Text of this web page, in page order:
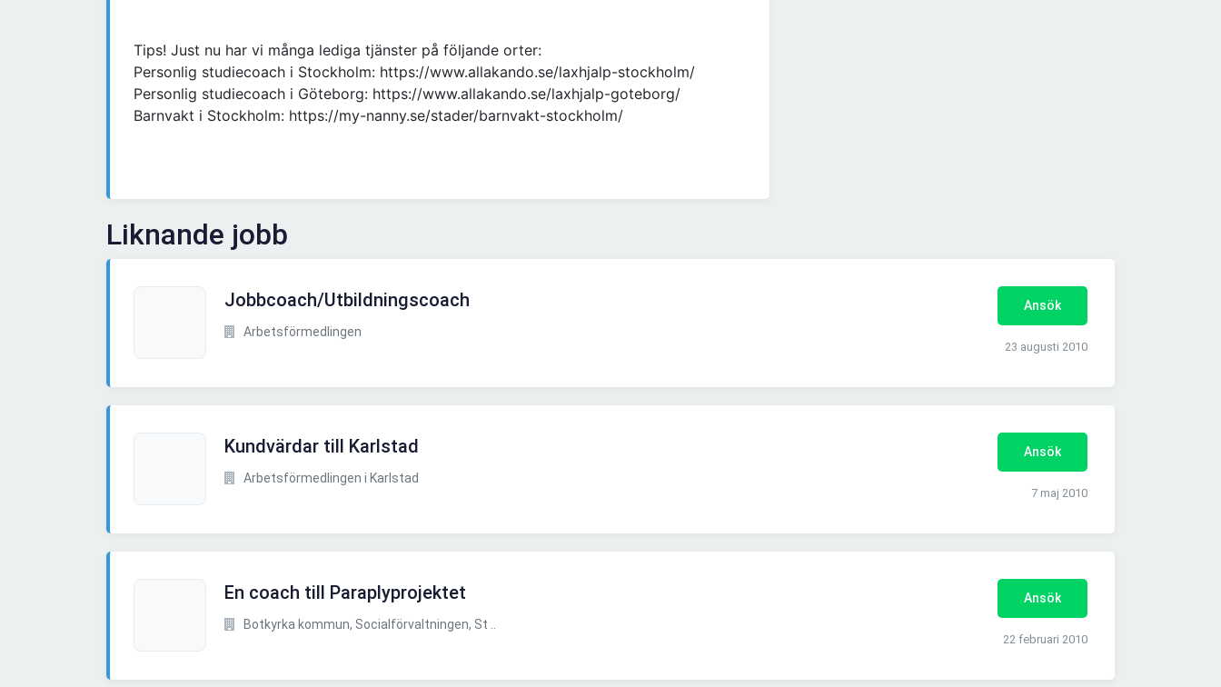
Tips! Just nu har vi många lediga tjänster på följande orter:
Personlig studiecoach i Stockholm: https://www.allakando.se/laxhjalp-stockholm/
Personlig studiecoach i Göteborg: https://www.allakando.se/laxhjalp-goteborg/
Barnvakt i Stockholm: https://my-nanny.se/stader/barnvakt-stockholm/
Liknande jobb
Jobbcoach/Utbildningscoach
Arbetsförmedlingen
Ansök
23 augusti 2010
Kundvärdar till Karlstad
Arbetsförmedlingen i Karlstad
Ansök
7 maj 2010
En coach till Paraplyprojektet
Botkyrka kommun, Socialförvaltningen, St ..
Ansök
22 februari 2010